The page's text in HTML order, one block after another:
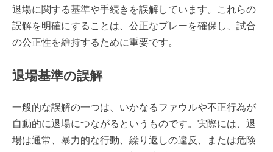
退場に関する基準や手続きを誤解しています。これらの
誤解を明確にすることは、公正なプレーを確保し、試合
の公正性を維持するために重要です。
退場基準の誤解
一般的な誤解の一つは、いかなるファウルや不正行為が
自動的に退場につながるというものです。実際には、退
場は通常、暴力的な行動、繰り返しの違反、または危険